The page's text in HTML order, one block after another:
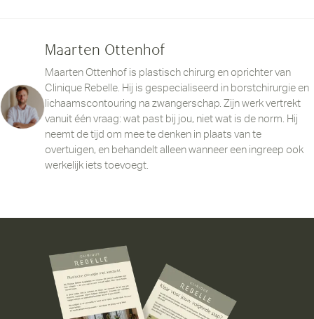
Maarten Ottenhof
Maarten Ottenhof is plastisch chirurg en oprichter van
Clinique Rebelle. Hij is gespecialiseerd in borstchirurgie en
lichaamscontouring na zwangerschap. Zijn werk vertrekt
vanuit één vraag: wat past bij jou, niet wat is de norm. Hij
neemt de tijd om mee te denken in plaats van te
overtuigen, en behandelt alleen wanneer een ingreep ook
werkelijk iets toevoegt.